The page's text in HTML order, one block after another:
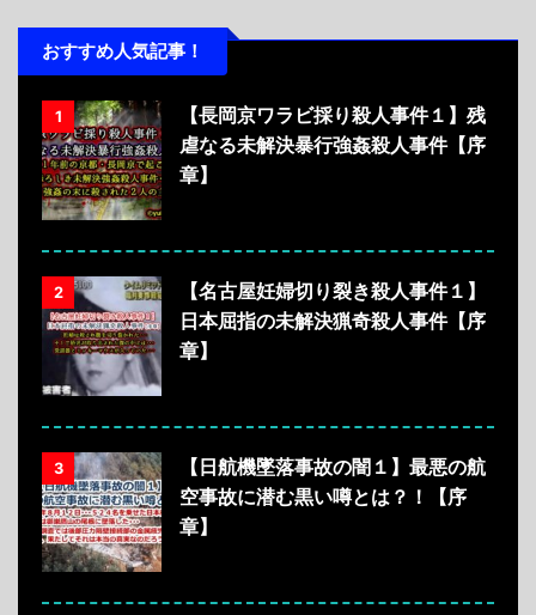
おすすめ人気記事！
1
【長岡京ワラビ採り殺人事件１】残
虐なる未解決暴行強姦殺人事件【序
章】
2
【名古屋妊婦切り裂き殺人事件１】
日本屈指の未解決猟奇殺人事件【序
章】
3
【日航機墜落事故の闇１】最悪の航
空事故に潜む黒い噂とは？！【序
章】